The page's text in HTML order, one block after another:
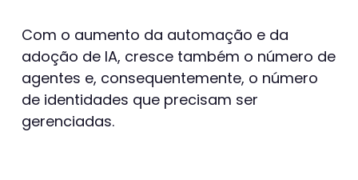
Com o aumento da automação e da
adoção de IA, cresce também o número de
agentes e, consequentemente, o número
de identidades que precisam ser
gerenciadas.